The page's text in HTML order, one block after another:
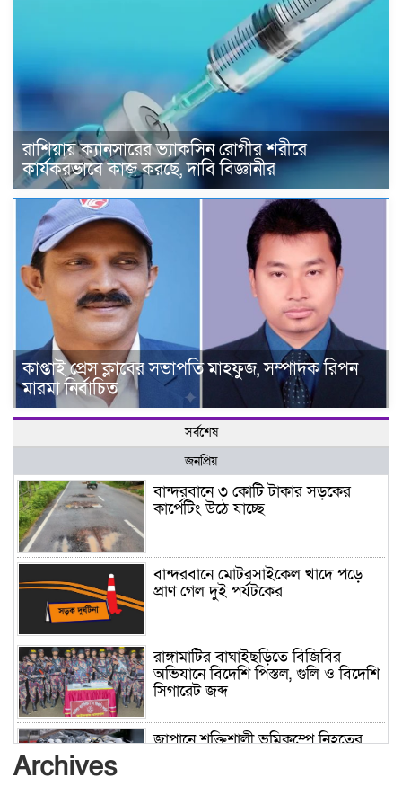
রাশিয়ায় ক্যানসারের ভ্যাকসিন রোগীর শরীরে
কার্যকরভাবে কাজ করছে, দাবি বিজ্ঞানীর
কাপ্তাই প্রেস ক্লাবের সভাপতি মাহফুজ, সম্পাদক রিপন
মারমা নির্বাচিত
সর্বশেষ
জনপ্রিয়
বান্দরবানে ৩ কোটি টাকার সড়কের
কার্পেটিং উঠে যাচ্ছে
বান্দরবানে মোটরসাইকেল খাদে পড়ে
প্রাণ গেল দুই পর্যটকের
রাঙ্গামাটির বাঘাইছড়িতে বিজিবির
অভিযানে বিদেশি পিস্তল, গুলি ও বিদেশি
সিগারেট জব্দ
জাপানে শক্তিশালী ভূমিকম্পে নিহতের
Archives